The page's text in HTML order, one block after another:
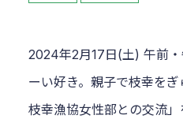
2024年2月17日(土) 午前
ーい好き。親子で枝幸を
枝幸漁協女性部との交流